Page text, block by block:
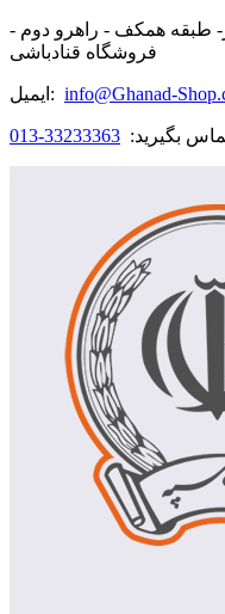
طبقه همکف - راهرو دوم -
فروشگاه قنادباشی
ایمیل: info@Ghanad-
بگیرید: 33233363-013